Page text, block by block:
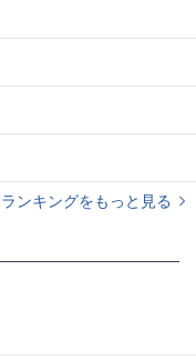
ンキングをもっと見る